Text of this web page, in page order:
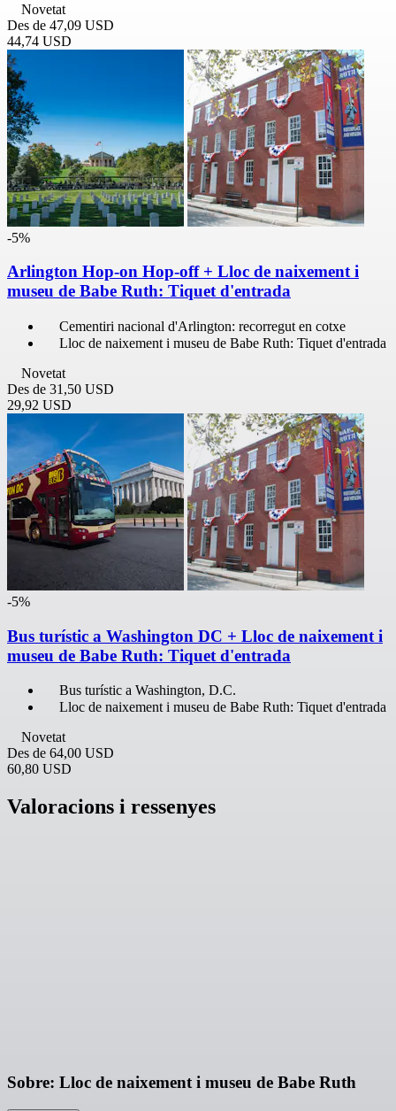
Novetat
Des de 47,09 USD
44,74 USD
-5%
Arlington Hop-on Hop-off + Lloc de naixement i
museu de Babe Ruth: Tiquet d'entrada
Cementiri nacional d'Arlington: recorregut en cotxe
Lloc de naixement i museu de Babe Ruth: Tiquet d'entrada
Novetat
Des de 31,50 USD
29,92 USD
-5%
Bus turístic a Washington DC + Lloc de naixement i
museu de Babe Ruth: Tiquet d'entrada
Bus turístic a Washington, D.C.
Lloc de naixement i museu de Babe Ruth: Tiquet d'entrada
Novetat
Des de 64,00 USD
60,80 USD
Valoracions i ressenyes
Sobre: Lloc de naixement i museu de Babe Ruth